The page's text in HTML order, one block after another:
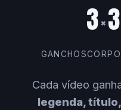
3×3
GANCHOS
Cada vídeo
legenda,